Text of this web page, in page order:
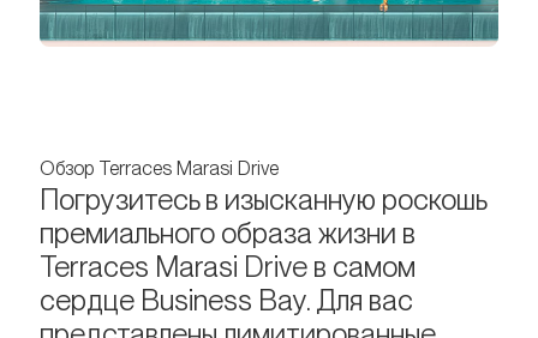
Обзор Terraces Marasi Drive
Погрузитесь в изысканную роскошь
премиального образа жизни в
Terraces Marasi Drive в самом
сердце Business Bay. Для вас